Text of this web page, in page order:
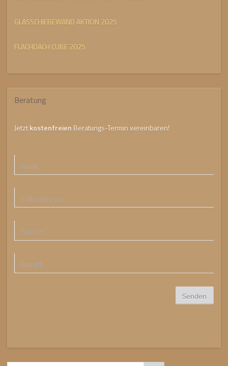
GLASSCHIEBEWAND AKTION 2025
FLACHDACH CUBE 2025
Beratung
Jetztkostenfreien Beratungs-Termin vereinbaren!